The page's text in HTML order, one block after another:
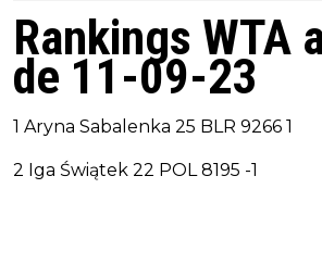
Rankings WTA
de 11-09-23
1 Aryna Sabalenka 25 BLR 9266 1
2 Iga Świątek 22 POL 8195 -1